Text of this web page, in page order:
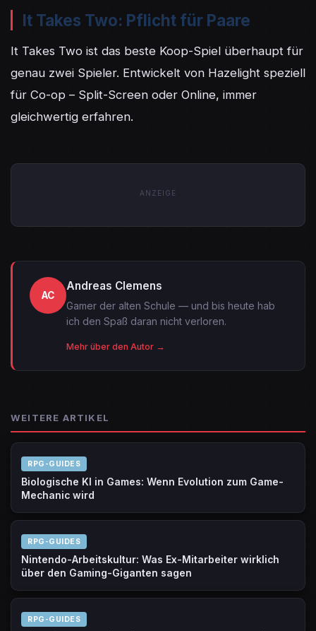
It Takes Two: Pflicht für Paare
It Takes Two ist das beste Koop-Spiel überhaupt für
genau zwei Spieler. Entwickelt von Hazelight speziell
für Co-op – Split-Screen oder Online, immer
gleichwertig erfahren.
ANZEIGE
AC
Andreas Clemens
Gamer der alten Schule — und bis heute hab
ich den Spaß daran nicht verloren.
Mehr über den Autor →
WEITERE ARTIKEL
RPG-GUIDES
Biologische KI in Games: Wenn Evolution zum Game-
Mechanic wird
RPG-GUIDES
Nintendo-Arbeitskultur: Was Ex-Mitarbeiter wirklich
über den Gaming-Giganten sagen
RPG-GUIDES